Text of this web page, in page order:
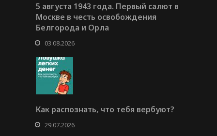
5 августа 1943 года. Первый салют в
Москве в честь освобождения
Белгорода и Орла
03.08.2026
Как распознать, что тебя вербуют?
29.07.2026